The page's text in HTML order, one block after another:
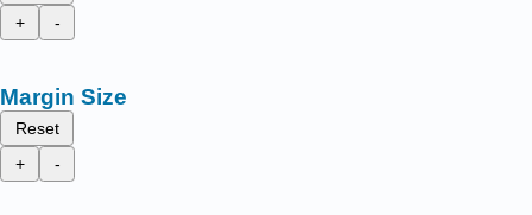
+
-
Margin Size
Reset
+
-